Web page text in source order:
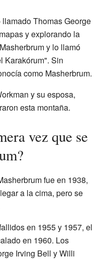
Thomas George
y explorando la
y lo llamó
Karakórum". Sin
como Masherbrum.
y su esposa,
esta montaña.
vez que se
fue en 1938,
a la cima, pero se
en 1955 y 1957, el
en 1960. Los
Irving Bell y Willi